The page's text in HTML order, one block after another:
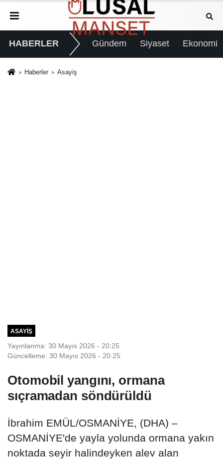
HABERLER Gündem Siyaset Ekonomi
Haberler Asayiş
ASAYIŞ
Yayınlanma: 30 Mayıs 2026 - 20:25
Güncelleme: 30 Mayıs 2026 - 20:25
Otomobil yangını, ormana
sıçramadan söndürüldü
İbrahim EMÜL/OSMANİYE, (DHA) –
OSMANİYE'de yayla yolunda ormana yakın
noktada seyir halindeyken alev alan